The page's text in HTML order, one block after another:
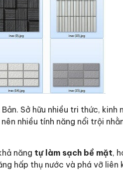
Sở hữu nhiều tri thức, kinh
nhiều tính năng nổi trội
năng tự làm sạch bề mặt,
hấp thụ nước và phá vỡ liên